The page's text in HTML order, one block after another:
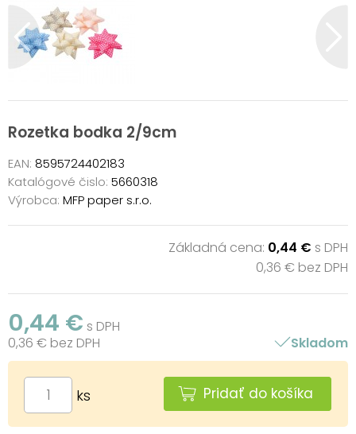
Rozetka bodka 2/9cm
EAN: 8595724402183
Katalógové čislo: 5660318
Výrobca: MFP paper s.r.o.
Základná cena: 0,44 € s DPH
0,36 € bez DPH
0,44 € s DPH
0,36 € bez DPH
Skladom
ks Pridať do košíka